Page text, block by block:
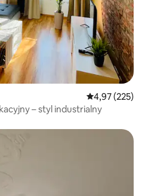
Średnia
4,97 (225)
– styl industrialny
Wybór gości